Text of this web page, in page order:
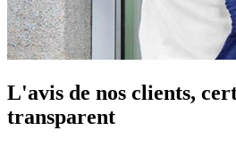
L'avis de nos clients,
transparent